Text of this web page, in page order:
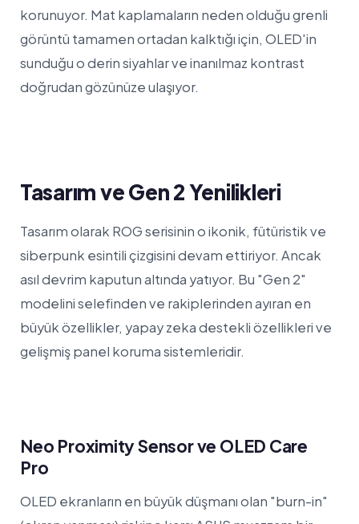
korunuyor. Mat kaplamaların neden olduğu grenli
görüntü tamamen ortadan kalktığı için, OLED'in
sunduğu o derin siyahlar ve inanılmaz kontrast
doğrudan gözünüze ulaşıyor.
Tasarım ve Gen 2 Yenilikleri
Tasarım olarak ROG serisinin o ikonik, fütüristik ve
siberpunk esintili çizgisini devam ettiriyor. Ancak
asıl devrim kaputun altında yatıyor. Bu "Gen 2"
modelini selefinden ve rakiplerinden ayıran en
büyük özellikler, yapay zeka destekli özellikleri ve
gelişmiş panel koruma sistemleridir.
Neo Proximity Sensor ve OLED Care
Pro
OLED ekranların en büyük düşmanı olan "burn-in"